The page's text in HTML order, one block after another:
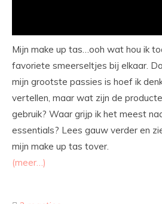
Mijn make up tas…ooh wat hou ik
favoriete smeerseltjes bij elkaar.
mijn grootste passies is hoef ik
vertellen, maar wat zijn de
gebruik? Waar grijp ik het meest
essentials? Lees gauw verder en
mijn make up tas tover.
(meer…)